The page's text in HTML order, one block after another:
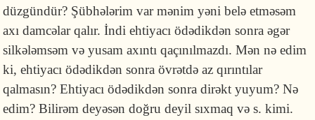
düzgündür? Şübhələrim var mənim yəni belə etməsəm
axı damcəlar qalır. İndi ehtiyacı ödədikdən sonra əgər
silkələmsəm və yusam axıntı qaçınılmazdı. Mən nə edim
ki, ehtiyacı ödədikdən sonra övrətdə az qırıntılar
qalmasın? Ehtiyacı ödədikdən sonra dirəkt yuyum? Nə
edim? Bilirəm deyəsən doğru deyil sıxmaq və s. kimi.